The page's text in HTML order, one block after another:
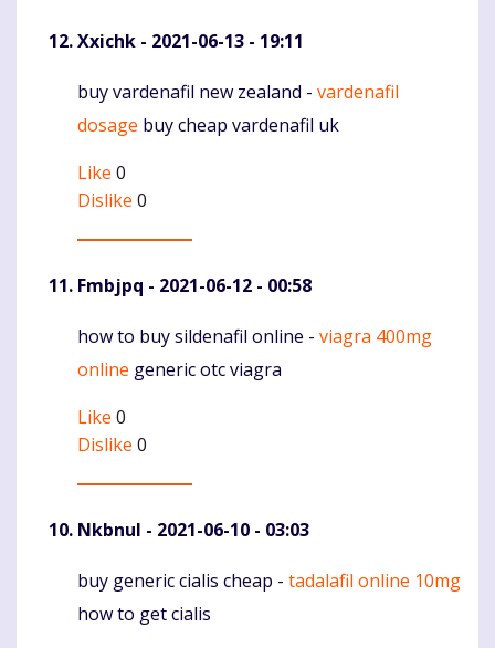
Xxichk - 2021-06-13 - 19:11
Komentaras
buy vardenafil new zealand - vardenafil
dosage buy cheap vardenafil uk
Like 0
Dislike 0
Fmbjpq - 2021-06-12 - 00:58
Komentaras
how to buy sildenafil online - viagra 400mg
online generic otc viagra
Like 0
Dislike 0
Nkbnul - 2021-06-10 - 03:03
Komentaras
buy generic cialis cheap - tadalafil online 10mg
how to get cialis